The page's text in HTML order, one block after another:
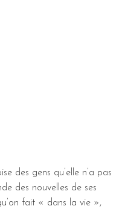
des gens qu’elle n’a pas
des nouvelles de ses
fait « dans la vie »,